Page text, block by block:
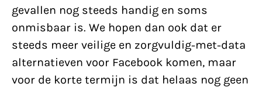
gevallen nog steeds handig en soms
onmisbaar is. We hopen dan ook dat er
steeds meer veilige en zorgvuldig-met-data
alternatieven voor Facebook komen, maar
voor de korte termijn is dat helaas nog geen